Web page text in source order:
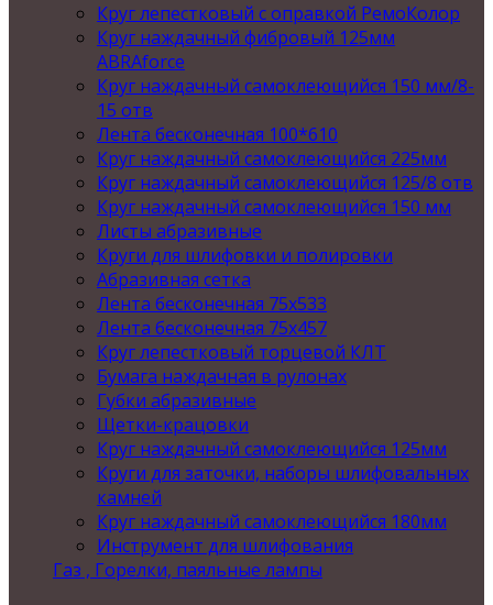
Круг лепестковый с оправкой РемоКолор
Круг наждачный фибровый 125мм
ABRAforce
Круг наждачный самоклеющийся 150 мм/8-
15 отв
Лента бесконечная 100*610
Круг наждачный самоклеющийся 225мм
Круг наждачный самоклеющийся 125/8 отв
Круг наждачный самоклеющийся 150 мм
Листы абразивные
Круги для шлифовки и полировки
Абразивная сетка
Лента бесконечная 75х533
Лента бесконечная 75х457
Круг лепестковый торцевой КЛТ
Бумага наждачная в рулонах
Губки абразивные
Щетки-крацовки
Круг наждачный самоклеющийся 125мм
Круги для заточки, наборы шлифовальных
камней
Круг наждачный самоклеющийся 180мм
Инструмент для шлифования
Газ , Горелки, паяльные лампы